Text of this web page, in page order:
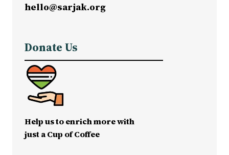
hello@sarjak.org
Donate Us
Help us to enrich more with
just a Cup of Coffee